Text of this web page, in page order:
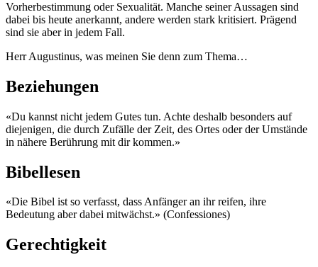
Vorherbestimmung oder Sexualität. Manche seiner Aussagen sind
dabei bis heute anerkannt, andere werden stark kritisiert. Prägend
sind sie aber in jedem Fall.
Herr Augustinus, was meinen Sie denn zum Thema…
Beziehungen
«Du kannst nicht jedem Gutes tun. Achte deshalb besonders auf
diejenigen, die durch Zufälle der Zeit, des Ortes oder der Umstände
in nähere Berührung mit dir kommen.»
Bibellesen
«Die Bibel ist so verfasst, dass Anfänger an ihr reifen, ihre
Bedeutung aber dabei mitwächst.» (Confessiones)
Gerechtigkeit